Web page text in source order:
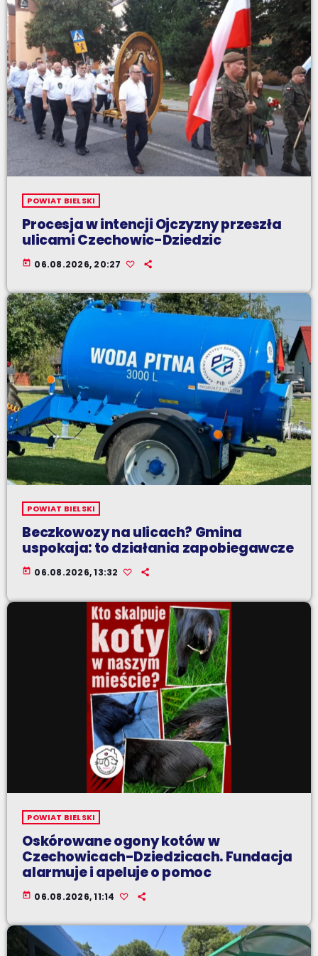
POWIAT BIELSKI
Procesja w intencji Ojczyzny przeszła
ulicami Czechowic-Dziedzic
today 06.08.2026, 20:27
POWIAT BIELSKI
Beczkowozy na ulicach? Gmina
uspokaja: to działania zapobiegawcze
today 06.08.2026, 13:32
POWIAT BIELSKI
Oskórowane ogony kotów w
Czechowicach-Dziedzicach. Fundacja
alarmuje i apeluje o pomoc
today 06.08.2026, 11:14